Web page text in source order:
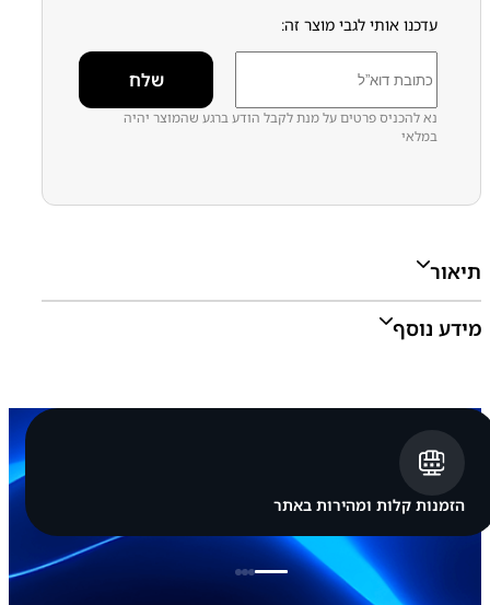
עדכנו אותי לגבי מוצר זה:
נא להכניס פרטים על מנת לקבל הודע ברגע שהמוצר יהיה
במלאי
תיאור
מידע נוסף
הזמנות קלות ומהירות באתר